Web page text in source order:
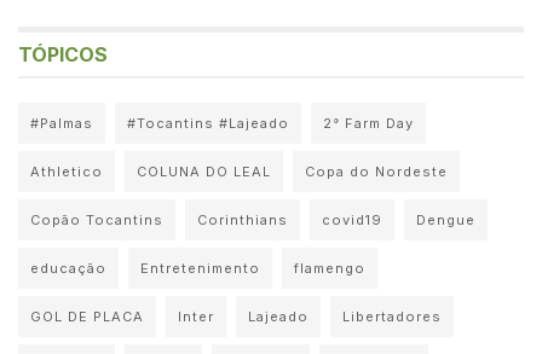
TÓPICOS
#Palmas #Tocantins #Lajeado 2° Farm Day
Athletico COLUNA DO LEAL Copa do Nordeste
Copão Tocantins Corinthians covid19 Dengue
educação Entretenimento flamengo
GOL DE PLACA Inter Lajeado Libertadores